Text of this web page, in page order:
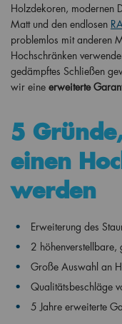
Holzdekoren, modernen
Matt und den endlosen
problemlos mit anderen
Hochschränken
gedämpftes Schließen
wir eine erweiterte
5
einen
werden
Erweiterung des
2
Große Auswahl an
Qualitätsbeschläge
5 Jahre erweiterte